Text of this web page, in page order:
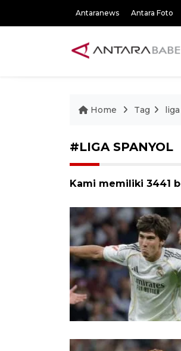
Antaranews Antara Foto
Home Tag
#LIGA SPANYOL
Kami memiliki 3441